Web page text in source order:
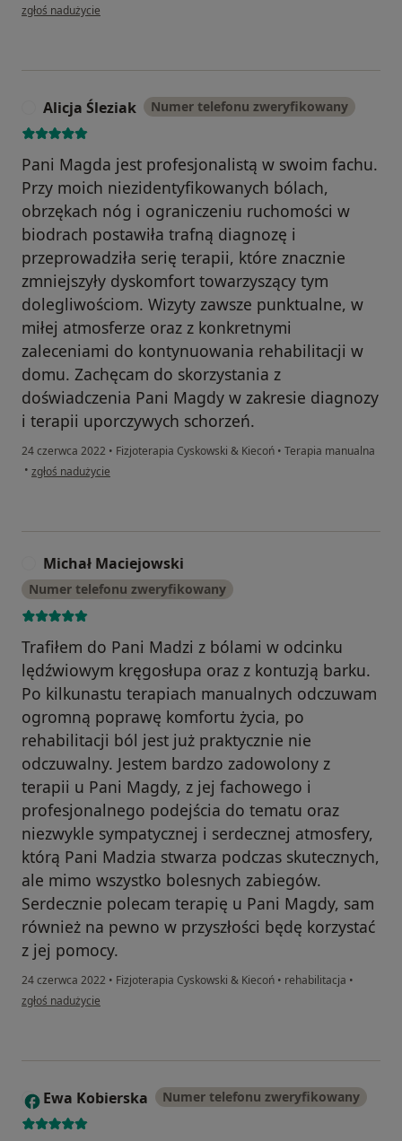
w opinii użytkownika P.W.
zgłoś nadużycie
Alicja Śleziak Numer telefonu zweryfikowany
Pani Magda jest profesjonalistą w swoim fachu.
Przy moich niezidentyfikowanych bólach,
obrzękach nóg i ograniczeniu ruchomości w
biodrach postawiła trafną diagnozę i
przeprowadziła serię terapii, które znacznie
zmniejszyły dyskomfort towarzyszący tym
dolegliwościom. Wizyty zawsze punktualne, w
miłej atmosferze oraz z konkretnymi
zaleceniami do kontynuowania rehabilitacji w
domu. Zachęcam do skorzystania z
doświadczenia Pani Magdy w zakresie diagnozy
i terapii uporczywych schorzeń.
24 czerwca 2022 • Fizjoterapia Cyskowski & Kiecoń • Terapia manualna
• w opinii użytkownika Alicja Śleziak
zgłoś nadużycie
Michał Maciejowski
Numer telefonu zweryfikowany
Trafiłem do Pani Madzi z bólami w odcinku
lędźwiowym kręgosłupa oraz z kontuzją barku.
Po kilkunastu terapiach manualnych odczuwam
ogromną poprawę komfortu życia, po
rehabilitacji ból jest już praktycznie nie
odczuwalny. Jestem bardzo zadowolony z
terapii u Pani Magdy, z jej fachowego i
profesjonalnego podejścia do tematu oraz
niezwykle sympatycznej i serdecznej atmosfery,
którą Pani Madzia stwarza podczas skutecznych,
ale mimo wszystko bolesnych zabiegów.
Serdecznie polecam terapię u Pani Magdy, sam
również na pewno w przyszłości będę korzystać
z jej pomocy.
24 czerwca 2022 • Fizjoterapia Cyskowski & Kiecoń • rehabilitacja •
w opinii użytkownika Michał Maciejowski
zgłoś nadużycie
E Ewa Kobierska Numer telefonu zweryfikowany